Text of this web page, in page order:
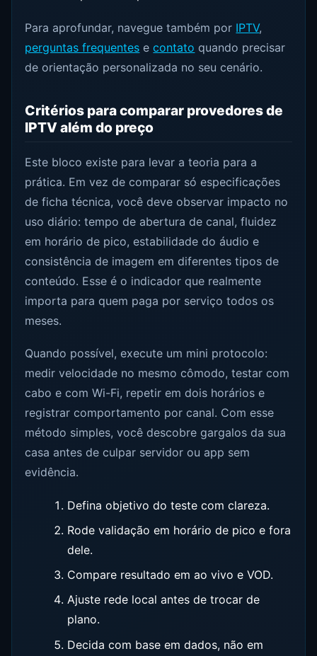
Para aprofundar, navegue também por IPTV,
perguntas frequentes econtato quando precisar
de orientação personalizada no seu cenário.
Critérios para comparar provedores de
IPTV além do preço
Este bloco existe para levar a teoria para a
prática. Em vez de comparar só especificações
de ficha técnica, você deve observar impacto no
uso diário: tempo de abertura de canal, fluidez
em horário de pico, estabilidade do áudio e
consistência de imagem em diferentes tipos de
conteúdo. Esse é o indicador que realmente
importa para quem paga por serviço todos os
meses.
Quando possível, execute um mini protocolo:
medir velocidade no mesmo cômodo, testar com
cabo e com Wi-Fi, repetir em dois horários e
registrar comportamento por canal. Com esse
método simples, você descobre gargalos da sua
casa antes de culpar servidor ou app sem
evidência.
Defina objetivo do teste com clareza.
Rode validação em horário de pico e fora
dele.
Compare resultado em ao vivo e VOD.
Ajuste rede local antes de trocar de
plano.
Decida com base em dados, não em